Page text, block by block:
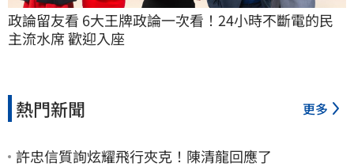
政論留友看 6大王牌政論一次看！24小時不斷電的民
主流水席 歡迎入座
熱門新聞 更多
許忠信質詢炫耀飛行夾克！陳清龍回應了